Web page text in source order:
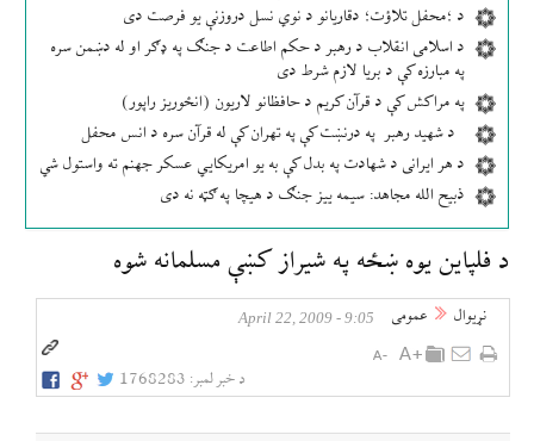
د ؛محفل تلاؤت؛ دقاریانو د نوي نسل دروزنې یو فرصت دی
د اسلامی انقلاب د رهبر د حکم اطاعت د جنګ په ډګر او له دښمن سره
په مبارزه کې د بریا لازم شرط دی
په مراکش کې د قرآن کریم د حافظانو لاریون (انځوریز راپور)
د شهید رهبر په درنښت کې په تهران کې له قرآن سره د انس محفل
د هر ایرانی د شهادت په بدل کې به یو امریکایي عسکر جهنم ته واستول شي
ذبیح الله مجاهد: سیمه ییز جنګ د هیچا په ګټه نه دی
د فلپاين يوه ښځه په شيراز كښې مسلمانه شوه
نړيوال عمومی 9:05 - April 22, 2009
د خبر لمبر: 1768283